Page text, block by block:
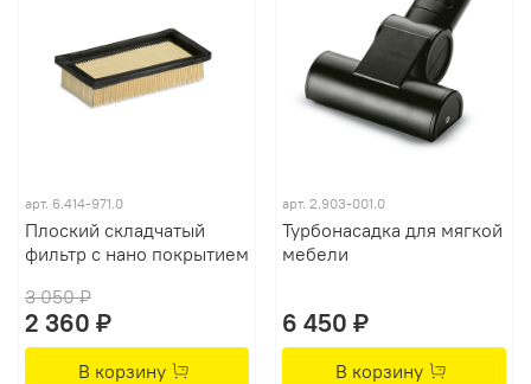
арт. 6.414-971.0
Плоский складчатый
фильтр с нано покрытием
3 050 ₽
2 360 ₽
В корзину
арт. 2.903-001.0
Турбонасадка для мягкой
мебели
6 450 ₽
В корзину